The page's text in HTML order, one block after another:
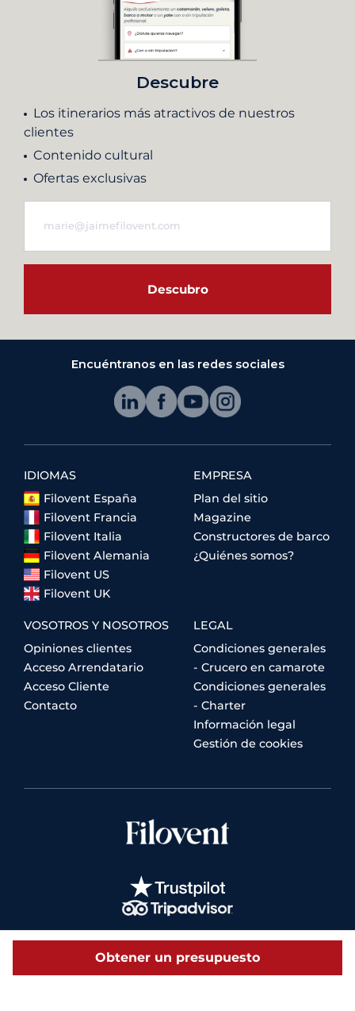
Obtener un presupuesto
Descubre
Los itinerarios más atractivos de nuestros
clientes
Contenido cultural
Ofertas exclusivas
Descubro
Encuéntranos en las redes sociales
IDIOMAS
Filovent España
Filovent Francia
Filovent Italia
Filovent Alemania
Filovent US
Filovent UK
EMPRESA
Plan del sitio
Magazine
Constructores de barco
¿Quiénes somos?
VOSOTROS Y NOSOTROS
Opiniones clientes
Acceso Arrendatario
Acceso Cliente
Contacto
LEGAL
Condiciones generales
- Crucero en camarote
Condiciones generales
- Charter
Información legal
Gestión de cookies
© 2026 Filovent